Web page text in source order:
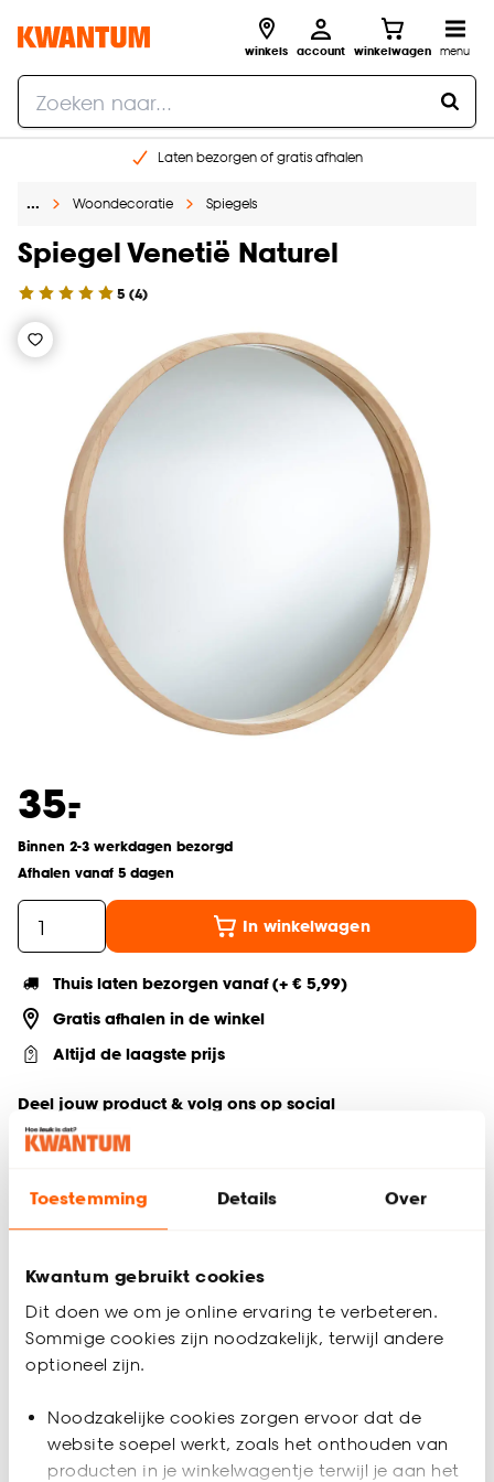
Toestemming Details Over
Kwantum gebruikt cookies
Dit doen we om je online ervaring te verbeteren.
Sommige cookies zijn noodzakelijk, terwijl andere
optioneel zijn.
Noodzakelijke cookies zorgen ervoor dat de
website soepel werkt, zoals het onthouden van
producten in je winkelwagentje terwijl je aan het
winkels account winkelwagen menu
Laten bezorgen of gratis afhalen
Gratis raam advies en opmeten aan huis
€ 5,- korting op je volgende bestelling
… Woondecoratie Spiegels
Spiegel Venetië Naturel
5 (4)
35.
-
Binnen 2-3 werkdagen bezorgd
Afhalen vanaf 5 dagen
In winkelwagen
Thuis laten bezorgen vanaf (+ € 5,99)
Gratis afhalen in de winkel
Altijd de laagste prijs
Deel jouw product & volg ons op social
Productomschrijving
aanvulling voor elke ruimte. Met een diameter van 60 cm en
perfecte mix van functionaliteit en stijl.
Productspecificaties
EAN nummer 8720197096687